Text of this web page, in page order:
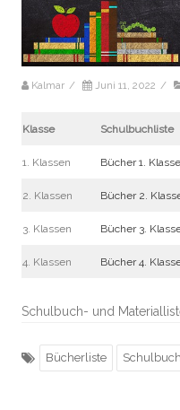
Kalmar / Juni 11, 2022 /
Klasse Schulbuchliste
1. Klassen Bücher 1.
2. Klassen Bücher 2.
3. Klassen Bücher 3.
4. Klassen Bücher 4.
Schulbuch- und
Bücherliste